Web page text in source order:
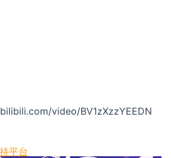
video/BV1zXzzYEEDN
平台